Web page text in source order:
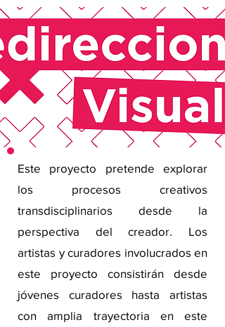
Este proyecto pretende explorar
los procesos creativos
transdisciplinarios desde la
perspectiva del creador. Los
artistas y curadores involucrados en
este proyecto consistirán desde
jóvenes curadores hasta artistas
con amplia trayectoria en este